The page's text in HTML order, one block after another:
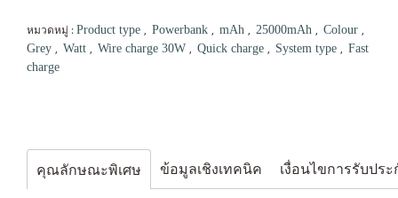
หมวดหมู่ : Product type , Powerbank , mAh , 25000mAh , Colour ,
Grey , Watt , Wire charge 30W , Quick charge , System type , Fast
charge
คุณลักษณะพิเศษ ข้อมูลเชิงเทคนิค เงื่อนไขการรับปร